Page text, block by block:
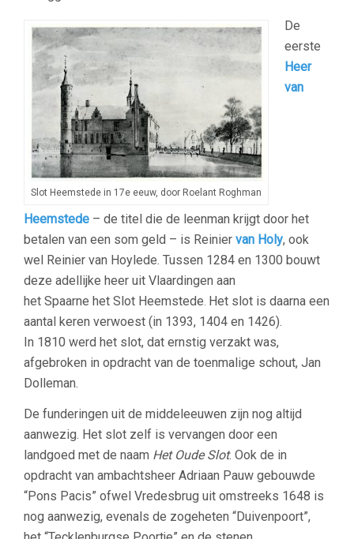
Slot Heemstede in 17e eeuw, door Roelant Roghman
De
eerste
Heer
van
Heemstede – de titel die de leenman krijgt door het
betalen van een som geld – is Reinier van Holy, ook
wel Reinier van Hoylede. Tussen 1284 en 1300 bouwt
deze adellijke heer uit Vlaardingen aan
het Spaarne het Slot Heemstede Het slot is daarna een
aantal keren verwoest (in 1393, 1404 en 1426).
In 1810 werd het slot, dat ernstig verzakt was,
afgebroken in opdracht van de toenmalige schout, Jan
Dolleman.
De funderingen uit de middeleeuwen zijn nog altijd
aanwezig. Het slot zelf is vervangen door een
landgoed met de naam Het Oude Slot. Ook de in
opdracht van ambachtsheer Adriaan Pauw gebouwde
“Pons Pacis” ofwel Vredesbrug uit omstreeks 1648 is
nog aanwezig, evenals de zogeheten “Duivenpoort”,